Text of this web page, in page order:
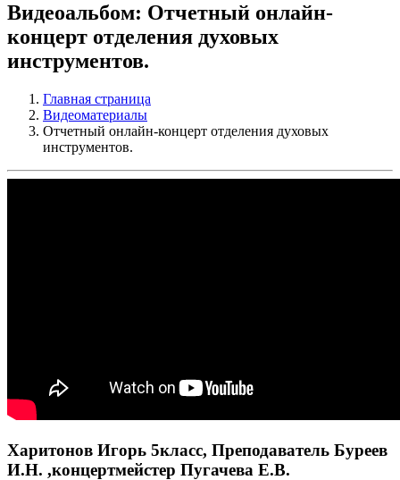
Видеоальбом: Отчетный онлайн-
концерт отделения духовых
инструментов.
Главная страница
Видеоматериалы
Отчетный онлайн-концерт отделения духовых
инструментов.
Харитонов Игорь 5класс, Преподаватель Буреев
И.Н. ,концертмейстер Пугачева Е.В.